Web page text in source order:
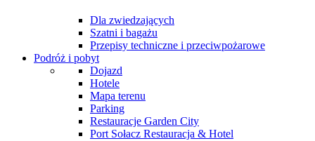
Dla zwiedzających
Szatni i bagażu
Przepisy techniczne i przeciwpożarowe
Podróż i pobyt
Dojazd
Hotele
Mapa terenu
Parking
Restauracje Garden City
Port Sołacz Restauracja & Hotel